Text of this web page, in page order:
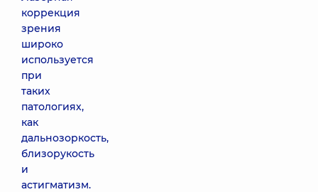
коррекция
зрения
широко
используется
при
таких
патологиях,
как
дальнозоркость,
близорукость
и
астигматизм.